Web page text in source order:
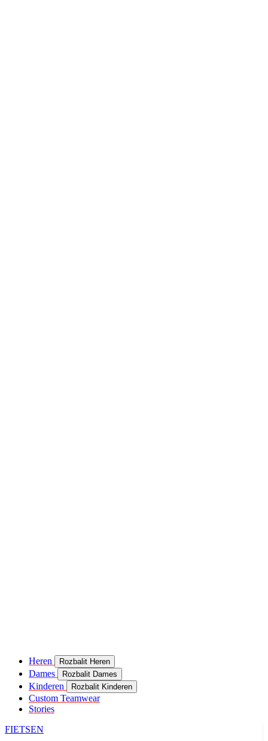
Heren Rozbalit Heren
Dames Rozbalit Dames
Kinderen Rozbalit Kinderen
Custom Teamwear
Stories
FIETSEN